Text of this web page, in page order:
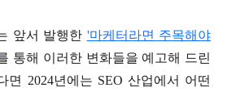
앞서 발행한 '마케터라면 주목해야
통해 이러한 변화들을 예고해 드린
면 2024년에는 SEO 산업에서 어떤